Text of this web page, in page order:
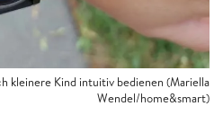
kleinere Kind intuitiv bedienen (Mariella
Wendel/home&smart)